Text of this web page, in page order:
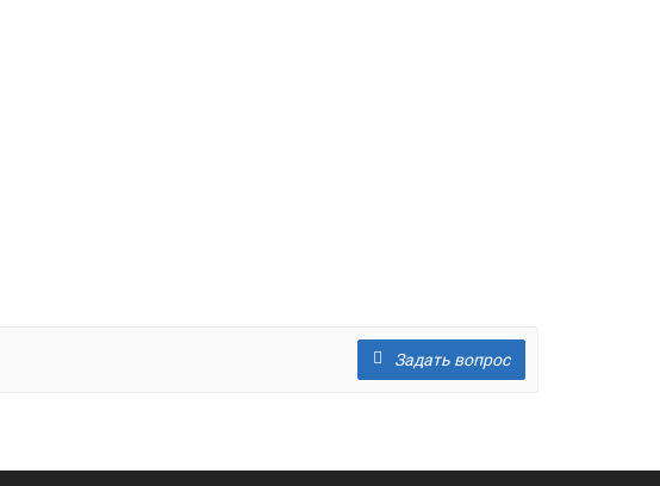
Задать вопрос